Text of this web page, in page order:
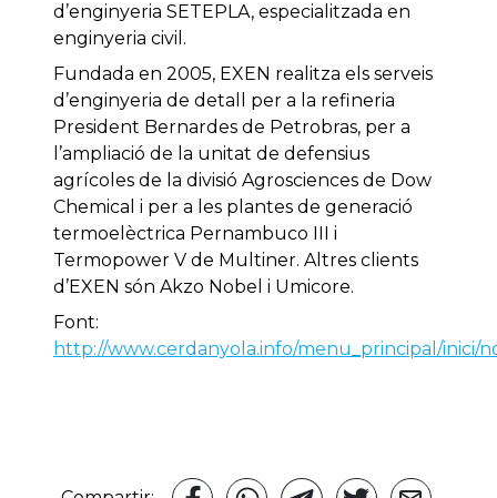
d’enginyeria SETEPLA, especialitzada en
enginyeria civil.
Fundada en 2005, EXEN realitza els serveis
d’enginyeria de detall per a la refineria
President Bernardes de Petrobras, per a
l’ampliació de la unitat de defensius
agrícoles de la divisió Agrosciences de Dow
Chemical i per a les plantes de generació
termoelèctrica Pernambuco III i
Termopower V de Multiner. Altres clients
d’EXEN són Akzo Nobel i Umicore.
Font:
http://www.cerdanyola.info/menu_principal/inici/